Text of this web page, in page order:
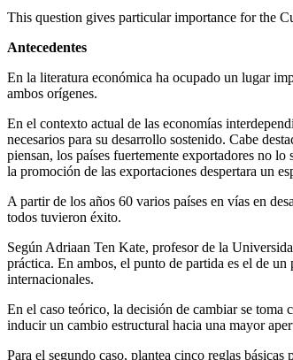
This question gives particular importance for the
Antecedentes
En la literatura económica ha ocupado un lugar
ambos orígenes.
En el contexto actual de las economías
necesarios para su desarrollo sostenido. Cabe
piensan, los países fuertemente exportadores no
la promoción de las exportaciones despertara un
A partir de los años 60 varios países en vías en
todos tuvieron éxito.
Según Adriaan Ten Kate, profesor de la
práctica. En ambos, el punto de partida es el de
internacionales.
En el caso teórico, la decisión de cambiar se toma
inducir un cambio estructural hacia una mayor
Para el segundo caso, plantea cinco reglas